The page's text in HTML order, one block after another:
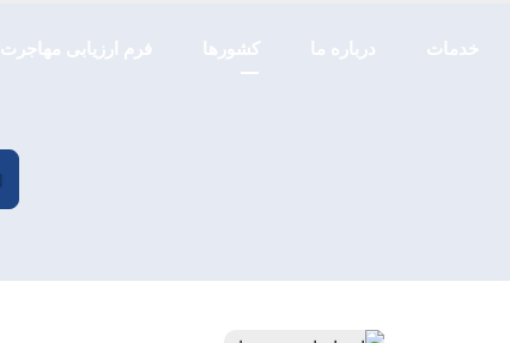
خدمات درباره ما کشورها فرم ارزیابی مهاجرت